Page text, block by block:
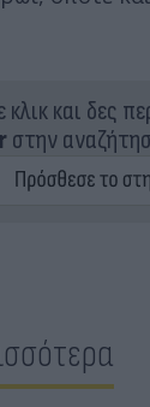
κλικ και δες
στην